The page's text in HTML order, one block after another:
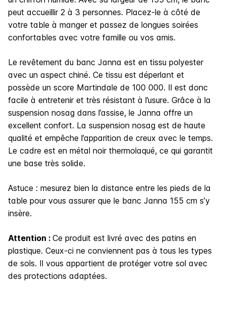
peut accueillir 2 à 3 personnes. Placez-le à côté de
votre table à manger et passez de longues soirées
confortables avec votre famille ou vos amis.
Le revêtement du banc Janna est en tissu polyester
avec un aspect chiné. Ce tissu est déperlant et
possède un score Martindale de 100 000. Il est donc
facile à entretenir et très résistant à l’usure. Grâce à la
suspension nosag dans l’assise, le Janna offre un
excellent confort. La suspension nosag est de haute
qualité et empêche l’apparition de creux avec le temps.
Le cadre est en métal noir thermolaqué, ce qui garantit
une base très solide.
Astuce : mesurez bien la distance entre les pieds de la
table pour vous assurer que le banc Janna 155 cm s’y
insère.
Attention : Ce produit est livré avec des patins en
plastique. Ceux-ci ne conviennent pas à tous les types
de sols. Il vous appartient de protéger votre sol avec
des protections adaptées.